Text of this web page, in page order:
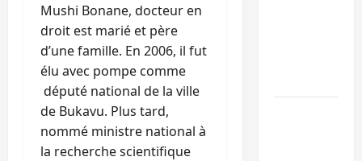
Mushi Bonane, docteur en
droit est marié et père
d’une famille. En 2006, il fut
élu avec pompe comme
député national de la ville
de Bukavu. Plus tard,
nommé ministre national à
la recherche scientifique